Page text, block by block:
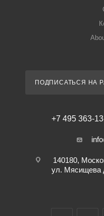
ПОДПИСАТЬСЯ НА
+7 495 363-
140180,
ул. Мясищева